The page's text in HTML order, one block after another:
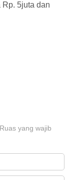
Rp. 5juta dan
Ruas yang wajib